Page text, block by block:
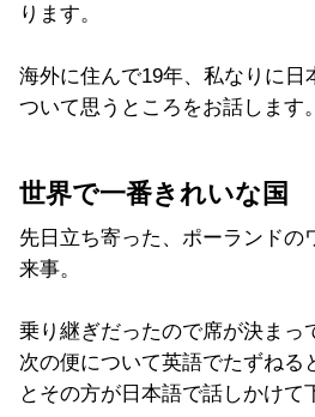
ります。
海外に住んで19年、私なりに日
ついて思うところをお話します。
世界で一番きれいな国
先日立ち寄った、ポーランドの
来事。
乗り継ぎだったので席が決まっ
次の便について英語でたずねる
とその方が日本語で話しかけて